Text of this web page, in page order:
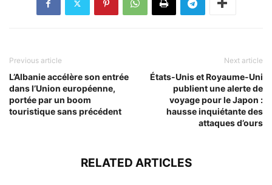
Previous article
L’Albanie accélère son entrée
dans l’Union européenne,
portée par un boom
touristique sans précédent
Next article
États-Unis et Royaume-Uni
publient une alerte de
voyage pour le Japon :
hausse inquiétante des
attaques d’ours
RELATED ARTICLES